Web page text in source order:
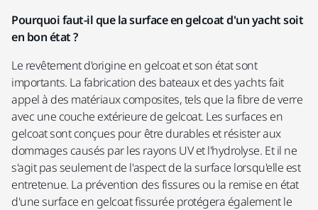
Mobile phone
Company Name
Region / State
Pourquoi faut-il que la surface en gelcoat d'un yacht soit
en bon état ?
Le revêtement d'origine en gelcoat et son état sont
importants. La fabrication des bateaux et des yachts fait
appel à des matériaux composites, tels que la fibre de verre
avec une couche extérieure de gelcoat. Les surfaces en
gelcoat sont conçues pour être durables et résister aux
dommages causés par les rayons UV et l'hydrolyse. Et il ne
s'agit pas seulement de l'aspect de la surface lorsqu'elle est
entretenue. La prévention des fissures ou la remise en état
d'une surface en gelcoat fissurée protégera également le